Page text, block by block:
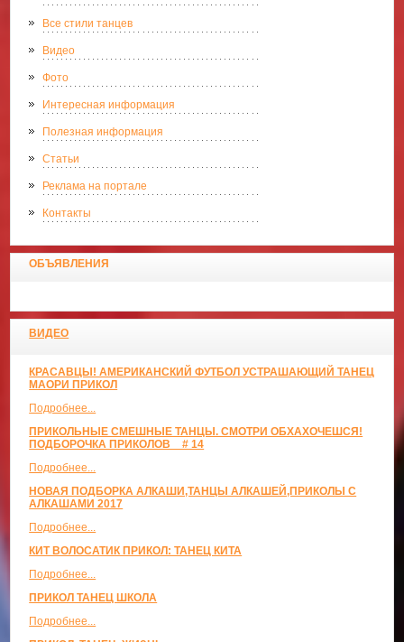
Все стили танцев
Видео
Фото
Интересная информация
Полезная информация
Статьи
Реклама на портале
Контакты
ОБЪЯВЛЕНИЯ
ВИДЕО
КРАСАВЦЫ! АМЕРИКАНСКИЙ ФУТБОЛ УСТРАШАЮЩИЙ ТАНЕЦ
МАОРИ ПРИКОЛ
Подробнее...
ПРИКОЛЬНЫЕ СМЕШНЫЕ ТАНЦЫ. СМОТРИ ОБХАХОЧЕШСЯ!
ПОДБОРОЧКА ПРИКОЛОВ _ # 14
Подробнее...
НОВАЯ ПОДБОРКА АЛКАШИ,ТАНЦЫ АЛКАШЕЙ,ПРИКОЛЫ С
АЛКАШАМИ 2017
Подробнее...
КИТ ВОЛОСАТИК ПРИКОЛ: ТАНЕЦ КИТА
Подробнее...
ПРИКОЛ ТАНЕЦ ШКОЛА
Подробнее...